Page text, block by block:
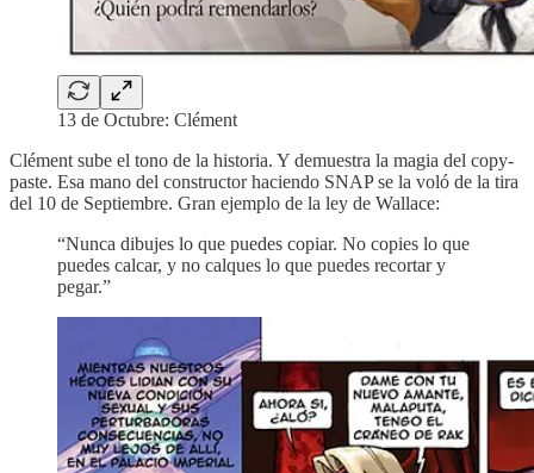
13 de Octubre: Clément
Clément sube el tono de la historia. Y demuestra la magia del copy-
paste. Esa mano del constructor haciendo SNAP se la voló de la tira
del 10 de Septiembre. Gran ejemplo de la ley de Wallace:
“Nunca dibujes lo que puedes copiar. No copies lo que
puedes calcar, y no calques lo que puedes recortar y
pegar.”